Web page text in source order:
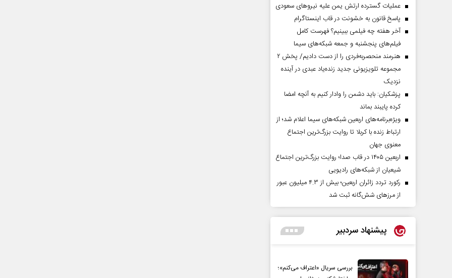
عملیات گسترده ارتش یمن علیه نیروهای سعودی
پاسخ قانون به خشونت در قاب اینستاگرام
آخر هفته چه فیلمی ببینیم؟ فهرست کامل
فیلم‌های پنجشنبه و جمعه شبکه‌های سیما
هنرمند منحصر‌به‌فردی را از دست دادیم/ پخش ۲
مجموعه تلویزیونی جدید زنده‌یاد عبدی در آینده
نزدیک
پزشکیان: باید دشمن را وادار کنیم به آنچه امضا
کرده پایبند بماند
ویژه‌برنامه‌های اربعین شبکه‌های سیما اعلام شد؛ از
ارتباط زنده با کربلا تا روایت بزرگ‌ترین اجتماع
معنوی جهان
اربعین ۱۴۰۵ در قاب صدا؛ روایت بزرگ‌ترین اجتماع
شیعیان از شبکه‌های رادیویی
رکورد تردد زائران اربعین؛ بیش از ۴.۳ میلیون عبور
از مرزهای شش‌گانه ثبت شد
پیشنهاد سردبیر
بررسی سریال «اعتراف می‌کنم»؛